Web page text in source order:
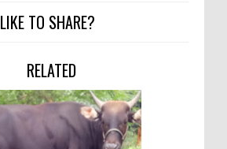
LIKE TO SHARE?
RELATED